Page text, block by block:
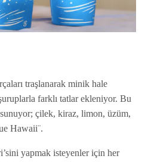
traşlanarak minik hale
farklı tatlar ekleniyor. Bu
çilek, kiraz, limon, üzüm,
Hawaii¨.
yapmak isteyenler için her